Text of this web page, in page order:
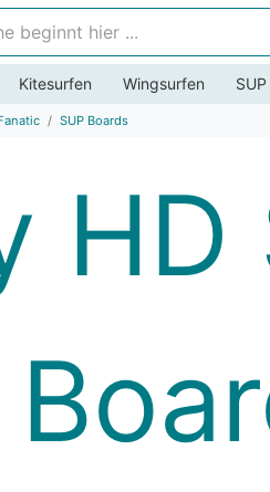
Kitesurfen Wingsurfen SUP
SUP Boards